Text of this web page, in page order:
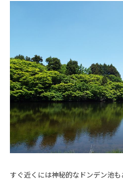
すぐ近くには神秘的なドンデン池